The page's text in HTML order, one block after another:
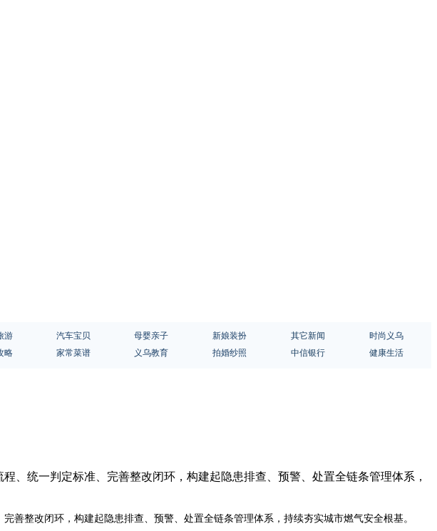
游 汽车宝贝 母婴亲子 新娘装扮 其它新闻
时尚义乌
略 家常菜谱 义乌教育 拍婚纱照 中信银行 健康生活
、统一判定标准、完善整改闭环，构建起隐患排查、预警、处置全链条管理体系，
整改闭环，构建起隐患排查、预警、处置全链条管理体系，持续夯实城市燃气安全根基。